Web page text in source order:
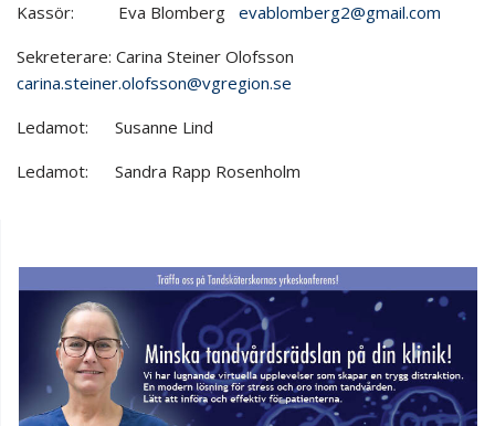
Kassör: Eva Blomberg evablomberg2@gmail.com
Sekreterare: Carina Steiner Olofsson
carina.steiner.olofsson@vgregion.se
Ledamot: Susanne Lind
Ledamot: Sandra Rapp Rosenholm